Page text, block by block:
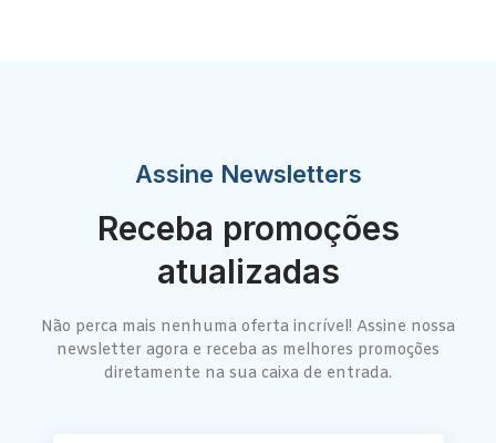
Assine Newsletters
Receba promoções
atualizadas
Não perca mais nenhuma oferta incrível! Assine nossa
newsletter agora e receba as melhores promoções
diretamente na sua caixa de entrada.